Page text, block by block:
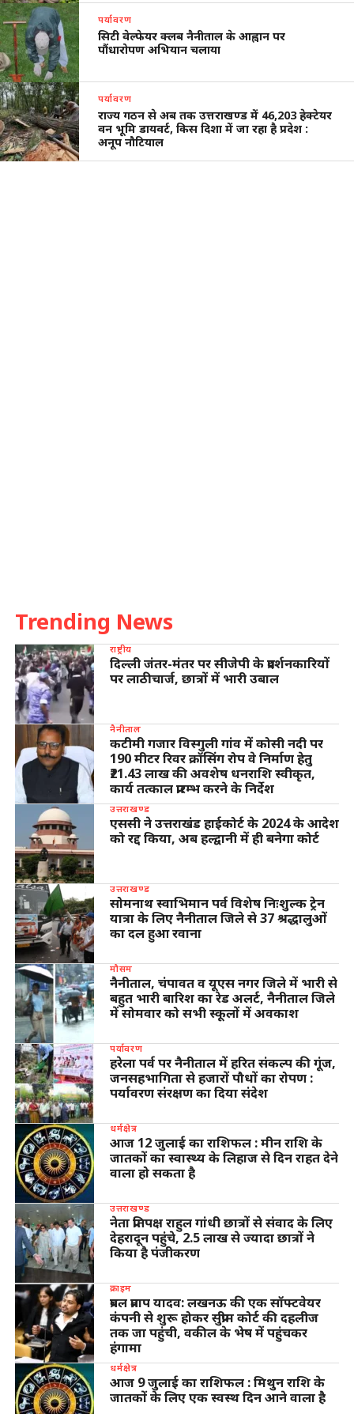
पर्यावरण
सिटी वेल्फेयर क्लब नैनीताल के आह्वान पर
पौंधारोपण अभियान चलाया
पर्यावरण
राज्य गठन से अब तक उत्तराखण्ड में 46,203 हेक्टेयर
वन भूमि डायवर्ट, किस दिशा में जा रहा है प्रदेश :
अनूप नौटियाल
Trending News
राष्ट्रीय
दिल्ली जंतर-मंतर पर सीजेपी के प्रदर्शनकारियों
पर लाठीचार्ज, छात्रों में भारी उबाल
नैनीताल
कटीमी गजार विस्गुली गांव में कोसी नदी पर
190 मीटर रिवर क्रॉसिंग रोप वे निर्माण हेतु
₹21.43 लाख की अवशेष धनराशि स्वीकृत,
कार्य तत्काल प्रारम्भ करने के निर्देश
उत्तराखण्ड
एससी ने उत्तराखंड हाईकोर्ट के 2024 के आदेश
को रद्द किया, अब हल्द्वानी में ही बनेगा कोर्ट
उत्तराखण्ड
सोमनाथ स्वाभिमान पर्व विशेष निःशुल्क ट्रेन
यात्रा के लिए नैनीताल जिले से 37 श्रद्धालुओं
का दल हुआ रवाना
मौसम
नैनीताल, चंपावत व यूएस नगर जिले में भारी से
बहुत भारी बारिश का रेड अलर्ट, नैनीताल जिले
में सोमवार को सभी स्कूलों में अवकाश
पर्यावरण
हरेला पर्व पर नैनीताल में हरित संकल्प की गूंज,
जनसहभागिता से हजारों पौधों का रोपण :
पर्यावरण संरक्षण का दिया संदेश
धर्मक्षेत्र
आज 12 जुलाई का राशिफल : मीन राशि के
जातकों का स्वास्थ्य के लिहाज से दिन राहत देने
वाला हो सकता है
उत्तराखण्ड
नेता प्रतिपक्ष राहुल गांधी छात्रों से संवाद के लिए
देहरादून पहुंचे, 2.5 लाख से ज्यादा छात्रों ने
किया है पंजीकरण
क्राइम
प्रबल प्रताप यादव: लखनऊ की एक सॉफ्टवेयर
कंपनी से शुरू होकर सुप्रीम कोर्ट की दहलीज
तक जा पहुंची, वकील के भेष में पहुंचकर
हंगामा
धर्मक्षेत्र
आज 9 जुलाई का राशिफल : मिथुन राशि के
जातकों के लिए एक स्वस्थ दिन आने वाला है